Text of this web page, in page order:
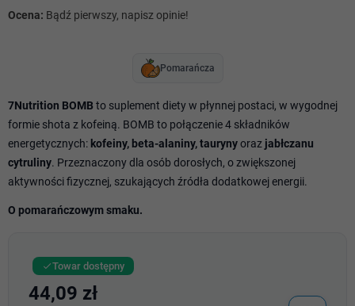
Ocena: Bądź pierwszy, napisz opinie!
Pomarańcza
7Nutrition BOMB to suplement diety w płynnej postaci, w wygodnej
formie shota z kofeiną. BOMB to połączenie 4 składników
energetycznych: kofeiny, beta-alaniny, taurynyoraz jabłczanu
cytruliny. Przeznaczony dla osób dorosłych, o zwiększonej
aktywności fizycznej, szukających źródła dodatkowej energii.
O pomarańczowym smaku.
Towar dostępny
44,09 zł